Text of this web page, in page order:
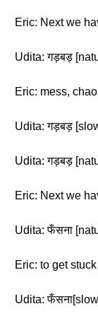
Eric: Next we
Udita: गड़बड़
Eric: mess,
Udita: गड़बड़
Udita: गड़बड़
Eric: Next we
Udita: फँसना
Eric: to get stuck
Udita: